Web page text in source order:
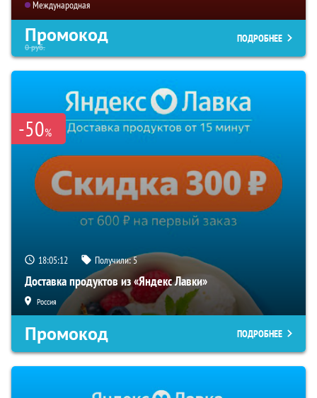
Международная
Промокод
0руб.
ПОДРОБНЕЕ
-50%
18:05:11 Получили:5
Доставка продуктов из «Яндекс Лавки»
Россия
Промокод ПОДРОБНЕЕ